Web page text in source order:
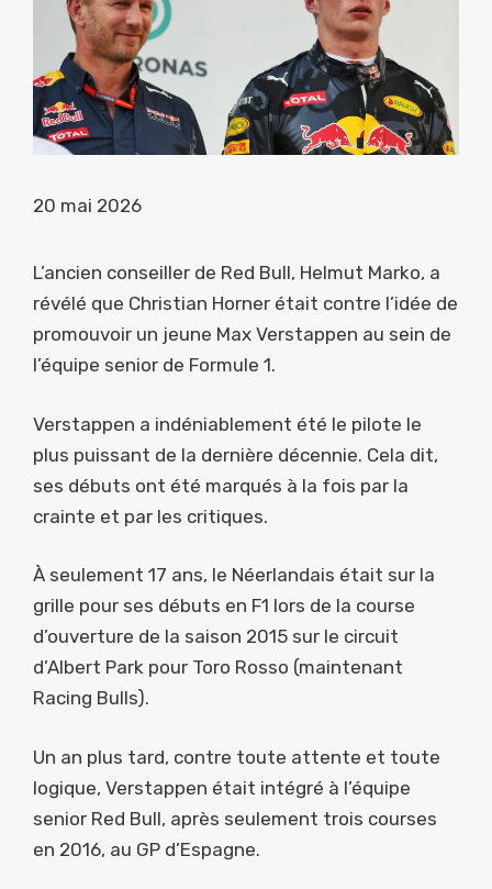
20 mai 2026
L’ancien conseiller de Red Bull, Helmut Marko, a
révélé que Christian Horner était contre l’idée de
promouvoir un jeune Max Verstappen au sein de
l’équipe senior de Formule 1.
Verstappen a indéniablement été le pilote le
plus puissant de la dernière décennie. Cela dit,
ses débuts ont été marqués à la fois par la
crainte et par les critiques.
À seulement 17 ans, le Néerlandais était sur la
grille pour ses débuts en F1 lors de la course
d’ouverture de la saison 2015 sur le circuit
d’Albert Park pour Toro Rosso (maintenant
Racing Bulls).
Un an plus tard, contre toute attente et toute
logique, Verstappen était intégré à l’équipe
senior Red Bull, après seulement trois courses
en 2016, au GP d’Espagne.